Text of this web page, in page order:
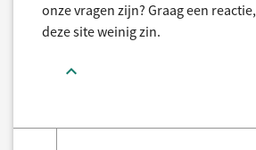
onze vragen zijn? Graag een
deze site weinig zin.